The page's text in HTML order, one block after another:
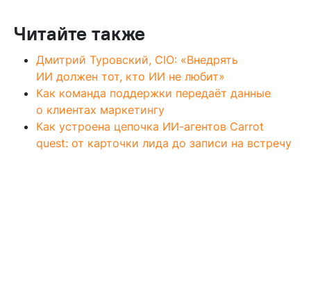
Читайте также
Дмитрий Туровский, CIO: «Внедрять
ИИ должен тот, кто ИИ не любит»
Как команда поддержки передаёт данные
о клиентах маркетингу
Как устроена цепочка ИИ-агентов Carrot
quest: от карточки лида до записи на встречу